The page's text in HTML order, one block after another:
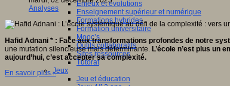
Enjeux et évolutions
Enseignement supérieur et numérique
Formations hybrides
Formation universitaire
Mooc’s
Outils collaboratifs
Sites ressources
Tutorat
Jeux
Jeu et éducation
Analyses
Hafid Adnani * : Face aux transformations profondes de notre
une mutation silencieuse mais déterminante. L’école n’est plus un
aujourd’hui, c’est accepter sa complexité.
En savoir plus...